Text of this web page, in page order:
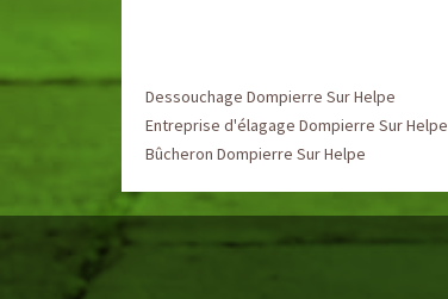
Dessouchage Dompierre Sur Helpe
Entreprise d'élagage Dompierre Sur Helpe
Bûcheron Dompierre Sur Helpe